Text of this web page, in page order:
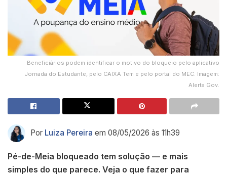
Beneficiários podem identificar o motivo do bloqueio pelo aplicativo
Jornada do Estudante, pelo CAIXA Tem e pelo portal do MEC. Imagem:
Alerta Gov.
Por Luiza Pereira em 08/05/2026 às 11h39
Pé-de-Meia bloqueado tem solução — e mais
simples do que parece. Veja o que fazer para